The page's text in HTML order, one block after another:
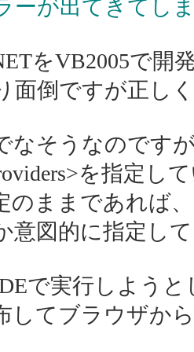
ーが出てきてし
をVB2005で
面倒ですが正し
なそうなのですが
を指定し
のままであれば
意図的に指定し
で実行しよう
してブラウザか